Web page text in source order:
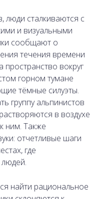
люди сталкиваются с
и визуальными
сообщают о
течения времени
вокруг
горном тумане
тёмные силуэты.
группу альпинистов
в воздухе
ним. Также
отчетливые шаги
где
людей.
найти рациональное